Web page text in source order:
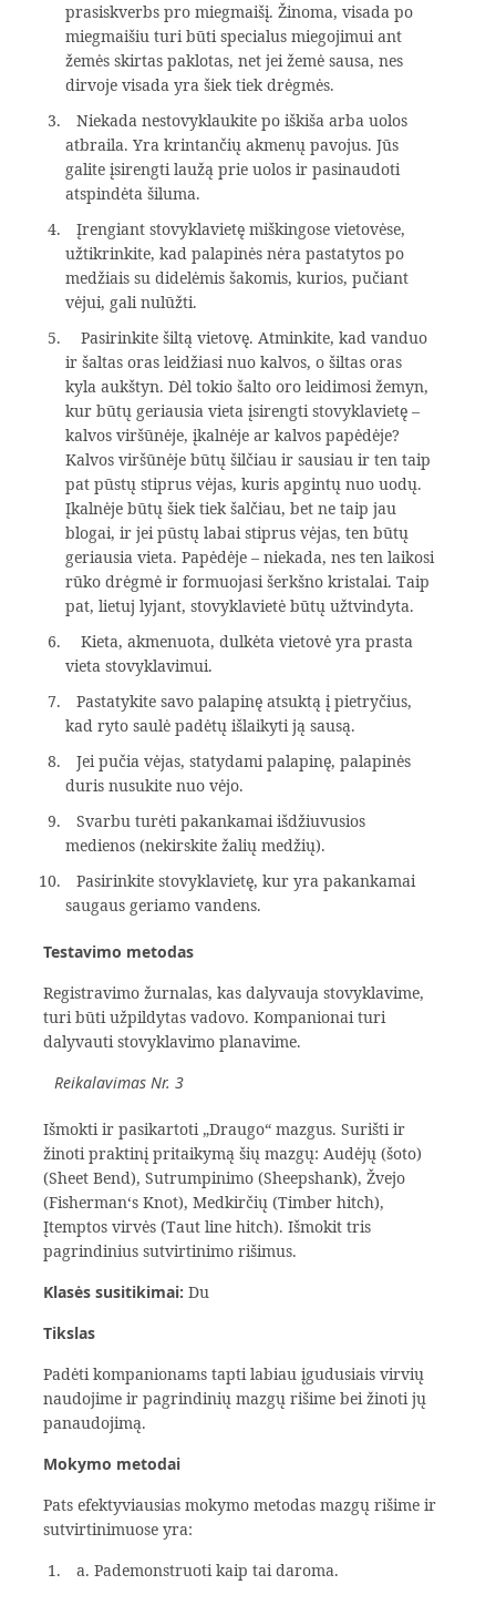
prasiskverbs pro miegmaišį. Žinoma, visada po
miegmaišiu turi būti specialus miegojimui ant
žemės skirtas paklotas, net jei žemė sausa, nes
dirvoje visada yra šiek tiek drėgmės.
Niekada nestovyklaukite po iškiša arba uolos
atbraila. Yra krintančių akmenų pavojus. Jūs
galite įsirengti laužą prie uolos ir pasinaudoti
atspindėta šiluma.
Įrengiant stovyklavietę miškingose vietovėse,
užtikrinkite, kad palapinės nėra pastatytos po
medžiais su didelėmis šakomis, kurios, pučiant
vėjui, gali nulūžti.
Pasirinkite šiltą vietovę. Atminkite, kad vanduo
ir šaltas oras leidžiasi nuo kalvos, o šiltas oras
kyla aukštyn. Dėl tokio šalto oro leidimosi žemyn,
kur būtų geriausia vieta įsirengti stovyklavietę –
kalvos viršūnėje, įkalnėje ar kalvos papėdėje?
Kalvos viršūnėje būtų šilčiau ir sausiau ir ten taip
pat pūstų stiprus vėjas, kuris apgintų nuo uodų.
Įkalnėje būtų šiek tiek šalčiau, bet ne taip jau
blogai, ir jei pūstų labai stiprus vėjas, ten būtų
geriausia vieta. Papėdėje – niekada, nes ten laikosi
rūko drėgmė ir formuojasi šerkšno kristalai. Taip
pat, lietuj lyjant, stovyklavietė būtų užtvindyta.
Kieta, akmenuota, dulkėta vietovė yra prasta
vieta stovyklavimui.
Pastatykite savo palapinę atsuktą į pietryčius,
kad ryto saulė padėtų išlaikyti ją sausą.
Jei pučia vėjas, statydami palapinę, palapinės
duris nusukite nuo vėjo.
Svarbu turėti pakankamai išdžiuvusios
medienos (nekirskite žalių medžių).
Pasirinkite stovyklavietę, kur yra pakankamai
saugaus geriamo vandens.
Testavimo metodas
Registravimo žurnalas, kas dalyvauja stovyklavime,
turi būti užpildytas vadovo. Kompanionai turi
dalyvauti stovyklavimo planavime.
Reikalavimas Nr. 3
Išmokti ir pasikartoti „Draugo“ mazgus. Surišti ir
žinoti praktinį pritaikymą šių mazgų: Audėjų (šoto)
(Sheet Bend), Sutrumpinimo (Sheepshank), Žvejo
(Fisherman‘s Knot), Medkirčių (Timber hitch),
Įtemptos virvės (Taut line hitch). Išmokit tris
pagrindinius sutvirtinimo rišimus.
Klasės susitikimai: Du
Tikslas
Padėti kompanionams tapti labiau įgudusiais virvių
naudojime ir pagrindinių mazgų rišime bei žinoti jų
panaudojimą.
Mokymo metodai
Pats efektyviausias mokymo metodas mazgų rišime ir
sutvirtinimuose yra:
a. Pademonstruoti kaip tai daroma.